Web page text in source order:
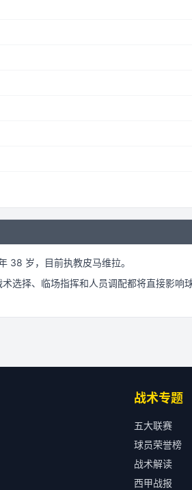
38 岁，
目前执教皮马维拉。
术选择、临场指挥和人员调配都将直接影响
战术专题
五大联赛
球员荣誉榜
战术解读
西甲战报